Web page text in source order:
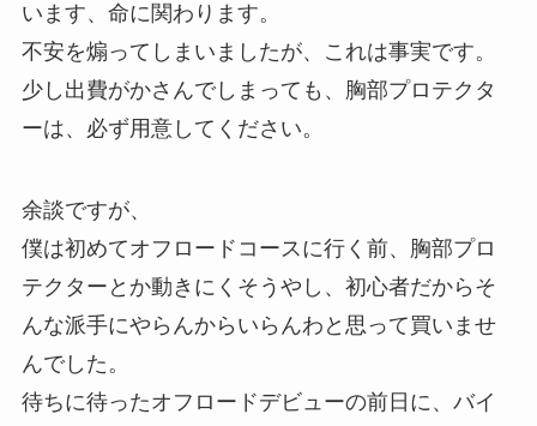
います、命に関わります。
不安を煽ってしまいましたが、これは事実です。
少し出費がかさんでしまっても、胸部プロテクタ
ーは、必ず用意してください。
余談ですが、
僕は初めてオフロードコースに行く前、胸部プロ
テクターとか動きにくそうやし、初心者だからそ
んな派手にやらんからいらんわと思って買いませ
んでした。
待ちに待ったオフロードデビューの前日に、バイ